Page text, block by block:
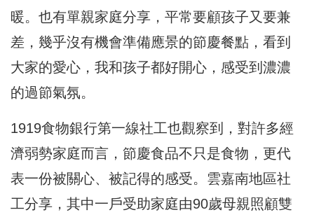
暖。也有單親家庭分享，平常要顧孩子又要兼
差，幾乎沒有機會準備應景的節慶餐點，看到
大家的愛心，我和孩子都好開心，感受到濃濃
的過節氣氛。
1919食物銀行第一線社工也觀察到，對許多經
濟弱勢家庭而言，節慶食品不只是食物，更代
表一份被關心、被記得的感受。雲嘉南地區社
工分享，其中一戶受助家庭由90歲母親照顧雙